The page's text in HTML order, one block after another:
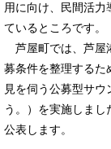
用に向け、民間活
ているところです。
芦屋町では、芦屋
募条件を整理するた
見を伺う公募型サ
う。）を実施しまし
公表します。